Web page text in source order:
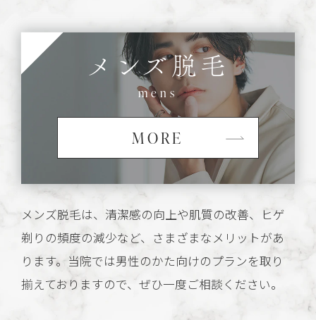
メンズ脱毛
mens
MORE
メンズ脱毛は、清潔感の向上や肌質の改善、ヒゲ
剃りの頻度の減少など、さまざまなメリットがあ
ります。当院では男性のかた向けのプランを取り
揃えておりますので、ぜひ一度ご相談ください。